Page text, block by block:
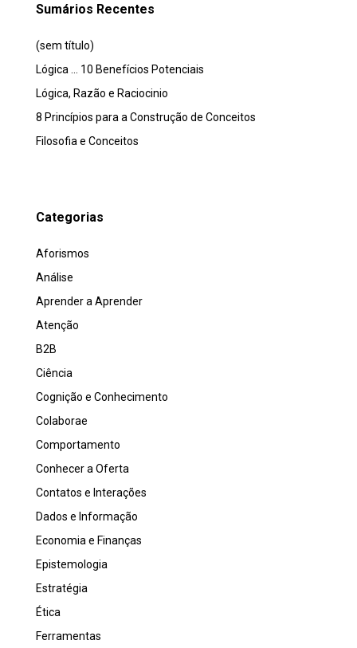
Sumários Recentes
(sem título)
Lógica … 10 Benefícios Potenciais
Lógica, Razão e Raciocinio
8 Princípios para a Construção de Conceitos
Filosofia e Conceitos
Categorias
Aforismos
Análise
Aprender a Aprender
Atenção
B2B
Ciência
Cognição e Conhecimento
Colaborae
Comportamento
Conhecer a Oferta
Contatos e Interações
Dados e Informação
Economia e Finanças
Epistemologia
Estratégia
Ética
Ferramentas